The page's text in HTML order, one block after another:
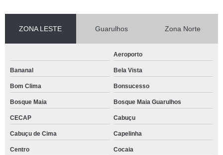
ZONA LESTE Guarulhos Zona Norte
Aeroporto
Bananal Bela Vista
Bom Clima Bonsucesso
Bosque Maia Bosque Maia Guarulhos
CECAP Cabuçu
Cabuçu de Cima Capelinha
Centro Cocaia